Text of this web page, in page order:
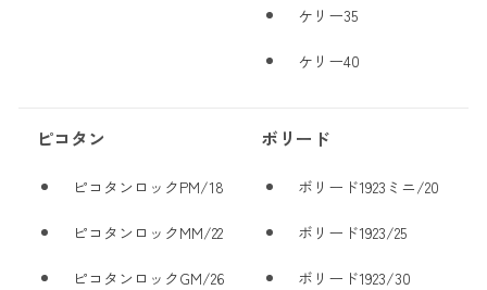
ケリー35
ケリー40
ピコタン
ピコタンロックPM/18
ピコタンロックMM/22
ピコタンロックGM/26
ボリード
ボリード1923ミニ/20
ボリード1923/25
ボリード1923/30